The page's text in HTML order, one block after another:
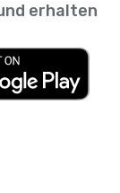
erhalten